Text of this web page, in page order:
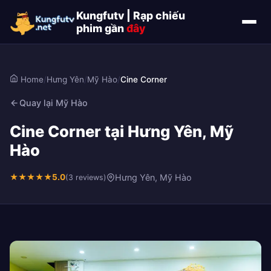
Kungfutv | Rạp chiếu
phim gầnđây
Home/Hưng Yên/Mỹ Hào/Cine Corner
Quay lại Mỹ Hào
Cine Corner tại Hưng Yên, Mỹ
Hào
★★★★★5.0(3 reviews) Hưng Yên, Mỹ Hào